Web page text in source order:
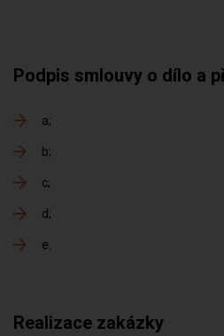
Podpis smlouvy o dílo a
a
b
c
d
e
Realizace zakázky